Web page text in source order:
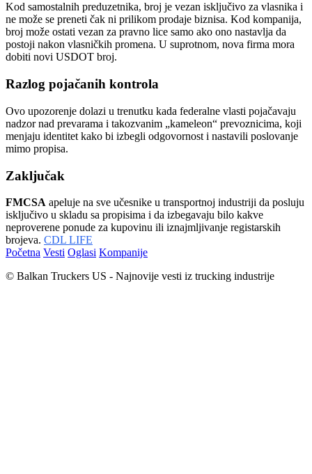
Kod samostalnih preduzetnika, broj je vezan isključivo za vlasnika i
ne može se preneti čak ni prilikom prodaje biznisa. Kod kompanija,
broj može ostati vezan za pravno lice samo ako ono nastavlja da
postoji nakon vlasničkih promena. U suprotnom, nova firma mora
dobiti novi USDOT broj.
Razlog pojačanih kontrola
Ovo upozorenje dolazi u trenutku kada federalne vlasti pojačavaju
nadzor nad prevarama i takozvanim „kameleon“ prevoznicima, koji
menjaju identitet kako bi izbegli odgovornost i nastavili poslovanje
mimo propisa.
Zaključak
FMCSA apeluje na sve učesnike u transportnoj industriji da posluju
isključivo u skladu sa propisima i da izbegavaju bilo kakve
neproverene ponude za kupovinu ili iznajmljivanje registarskih
brojeva. CDL LIFE
Početna Vesti Oglasi Kompanije
© Balkan Truckers US - Najnovije vesti iz trucking industrije